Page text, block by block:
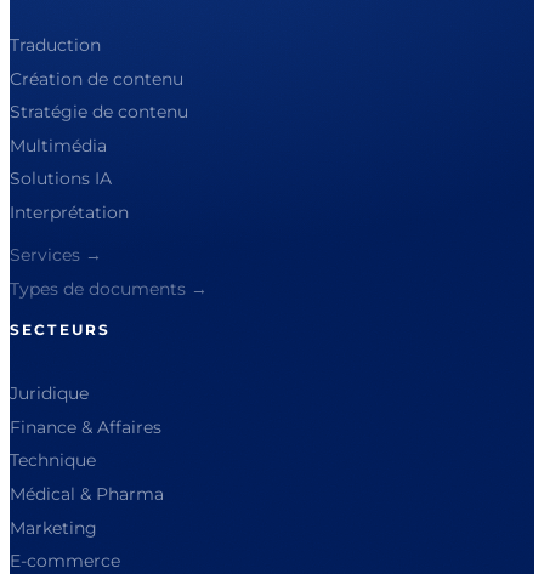
Traduction
Création de contenu
Stratégie de contenu
Multimédia
Solutions IA
Interprétation
Services →
Types de documents →
SECTEURS
Juridique
Finance & Affaires
Technique
Médical & Pharma
Marketing
E-commerce